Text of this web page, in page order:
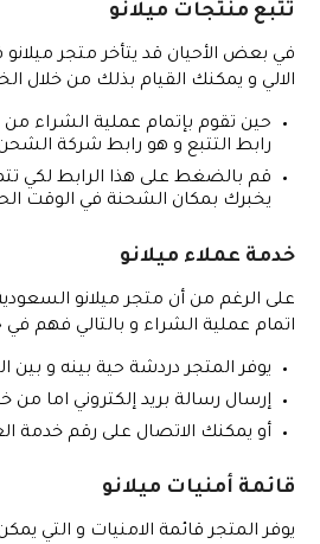
تتبع منتجات ميلانو
في بعض الأحيان قد يتأخر متجر
الالي و يمكنك القيام بذلك من خلال
حين تقوم بإتمام عملية الشراء من
رابط التتبع و هو رابط شركة
قم بالضغط على هذا الرابط لكي
يخبرك بمكان الشحنة في الوقت
خدمة عملاء ميلانو
على الرغم من أن متجر ميلانو
اتمام عملية الشراء و بالتالي فهم
يوفر المتجر دردشة حية بينه و
إرسال رسالة بريد إلكتروني اما من
أو يمكنك الاتصال على رقم خدمة العملاء الموحد و هو 80074292 او
قائمة أمنيات ميلانو
يوفر المتجر قائمة الامنيات و التي